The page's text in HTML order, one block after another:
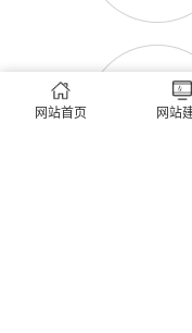
对于云和企业来说，网
官网合规运营、提升信
视其重要性，导致网站
录，甚至错失潜在客户
细解读SSL证书的核心
云和企业网站为什
网站首页 网站